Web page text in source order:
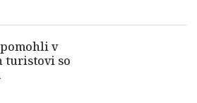
v
turistovi so